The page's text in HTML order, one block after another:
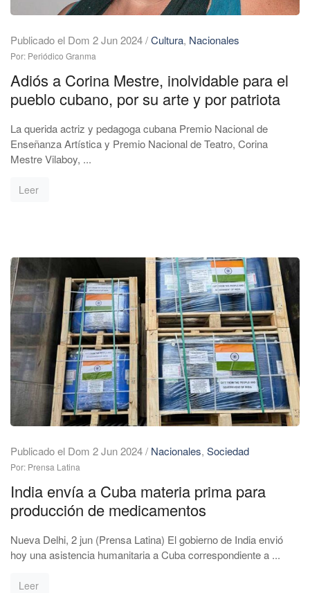
Publicado el Dom 2 Jun 2024/Cultura, Nacionales
Por: Periódico Granma
Adiós a Corina Mestre, inolvidable para el
pueblo cubano, por su arte y por patriota
La querida actriz y pedagoga cubana Premio Nacional de
Enseñanza Artística y Premio Nacional de Teatro, Corina
Mestre Vilaboy, ...
Leer
Publicado el Dom 2 Jun 2024/ Nacionales, Sociedad
Por: Prensa Latina
India envía a Cuba materia prima para
producción de medicamentos
Nueva Delhi, 2 jun (Prensa Latina) El gobierno de India envió
hoy una asistencia humanitaria a Cuba correspondiente a ...
Leer